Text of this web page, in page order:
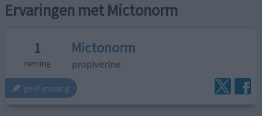
Ervaringen met Mictonorm
1
mening
Mictonorm
propiverine
geef mening